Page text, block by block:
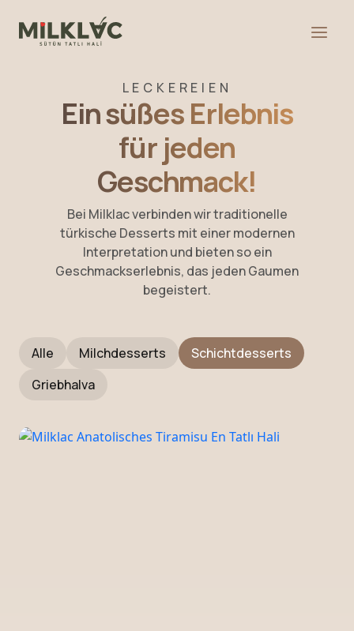
LECKEREIEN
Ein süßes Erlebnis
für jeden
Geschmack!
Bei Milklac verbinden wir traditionelle
türkische Desserts mit einer modernen
Interpretation und bieten so ein
Geschmackserlebnis, das jeden Gaumen
begeistert.
Alle Milchdesserts
Schichtdesserts
Griebhalva